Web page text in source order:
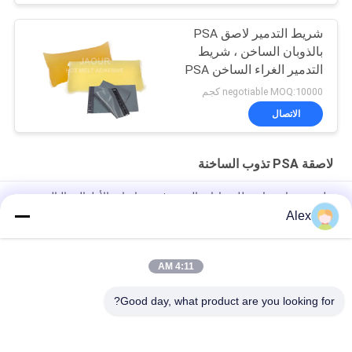
شريط التدمير لاصق PSA
بالذوبان الساخن ، شريط
التدمير الغراء الساخن PSA
negotiable MOQ:10000 كجم
الاتصال
لاصقة PSA تذوب الساخنة
ملصق ذوبان ساخن للضمادات المرنة في حفاضات الأطفال والبالغين
الغراء المصهور على الساخن لصنع حفاضات الغراء البناء لإنتاج حفاضات
الأطفال
Premium Grade Positioning Hot Melt PSA for lady sanitary
Alex
4:11 AM
Good day, what product are you looking for?